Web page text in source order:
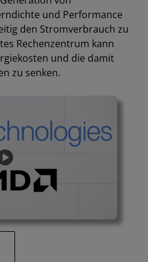
und Performance
den Stromverbrauch zu
Rechenzentrum kann
und die damit
zu senken.